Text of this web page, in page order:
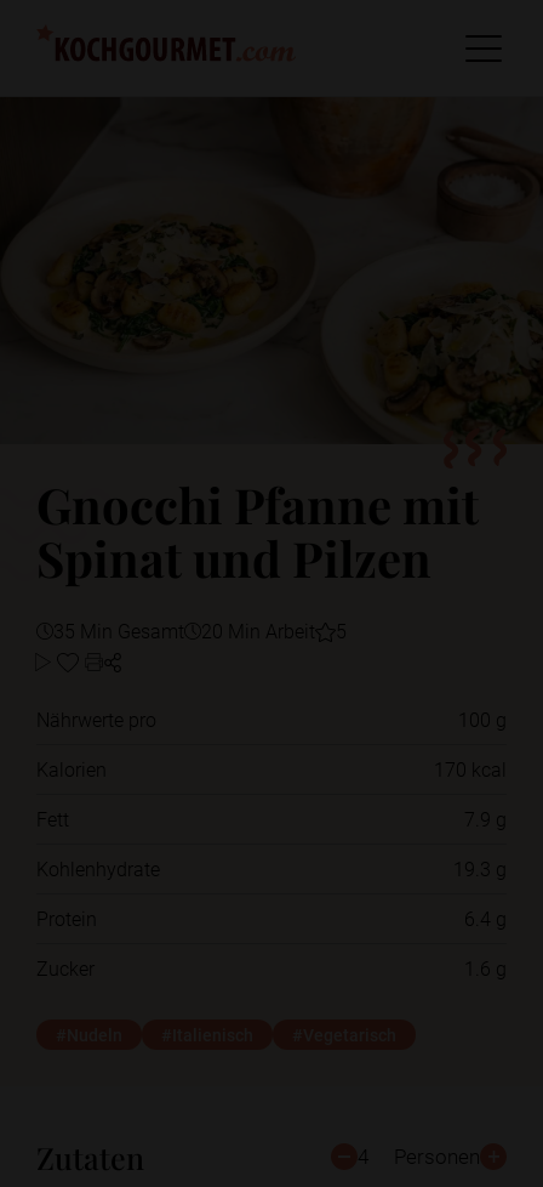
Gnocchi Pfanne mit
Spinat und Pilzen
35 Min Gesamt 20 Min Arbeit 5
Nährwerte pro
100 g
Kalorien
170 kcal
Fett
7.9 g
Kohlenhydrate
19.3 g
Protein
6.4 g
Zucker
1.6 g
Zutaten 4 Personen